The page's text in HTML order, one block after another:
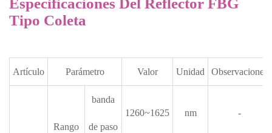
Tipo Coleta
Artículo Parámetro Valor Unidad Observaciones
Rango
banda
de paso
1260~1625 nm -